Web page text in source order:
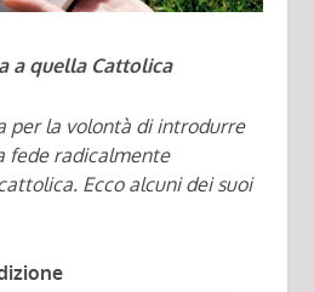
a quella Cattolica
per la volontà di introdurre
fede radicalmente
Ecco alcuni dei suoi